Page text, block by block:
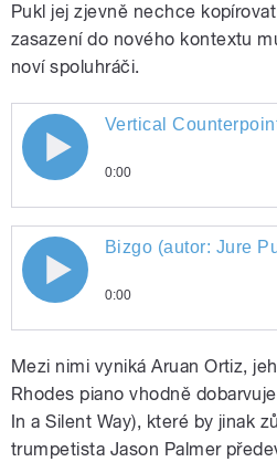
Pukl jej zjevně nechce
zasazení do nového kontextu
noví spoluhráči.
Vertical Counterpoint
Play /
pause
Vertical
0:00
Vertical
Bizgo (autor: Jure Pukl)
Bizgo (autor: Jure
0:00
Mezi nimi vyniká Aruan Ortiz,
Rhodes piano vhodně
In a Silent Way), které by jinak
trumpetista Jason Palmer